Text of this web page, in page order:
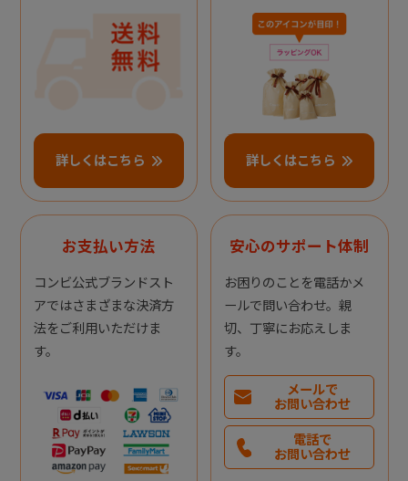
詳しくはこちら 詳しくはこちら
お支払い方法
コンビ公式ブランドスト
アではさまざまな決済方
法をご利用いただけま
す。
安心のサポート体制
お困りのことを電話かメ
ールで問い合わせ。親
切、丁寧にお応えしま
す。
メールで
お問い合わせ
電話で
お問い合わせ